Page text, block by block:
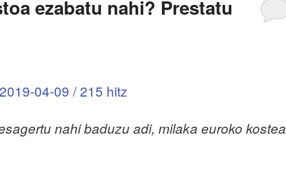
ezabatu nahi? Prestatu
04-09 / 215 hitz
nahi baduzu adi, milaka euroko kostea